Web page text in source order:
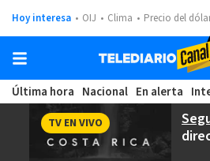
Hoy interesa OIJ Clima Precio del
Última hora Nacional En alerta
TV EN VIVO